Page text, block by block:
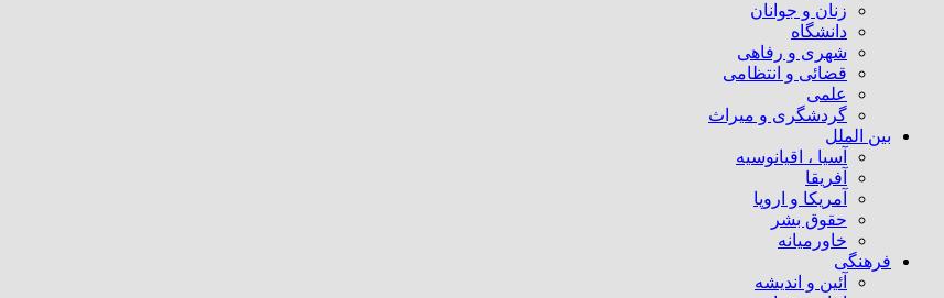
زنان و جوانان
دانشگاه
شهری و رفاهی
قضائی و انتظامی
علمی
گردشگری و میراث
بین الملل
آسیا ، اقیانوسیه
آفریقا
آمریکا و اروپا
حقوق بشر
خاورمیانه
فرهنگی
آئین و اندیشه